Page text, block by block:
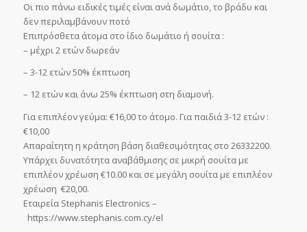
Οι πιο πάνω ειδικές τιμές είναι ανά δωμάτιο, το βράδυ και
δεν περιλαμβάνουν ποτό
Επιπρόσθετα άτομα στο ίδιο δωμάτιο ή σουίτα :
– μέχρι 2 ετών δωρεάν
– 3-12 ετών 50% έκπτωση
– 12 ετών και άνω 25% έκπτωση στη διαμονή.
Για επιπλέον γεύμα: €16,00 το άτομο. Για παιδιά 3-12 ετών :
€10,00
Απαραίτητη η κράτηση βάση διαθεσιμότητας στο 26332200.
Υπάρχει δυνατότητα αναβάθμισης σε μικρή σουίτα με
επιπλέον χρέωση €10.00 και σε μεγάλη σουίτα με επιπλέον
χρέωση €20,00.
Εταιρεία Stephanis Electronics –
https://www.stephanis.com.cy/el